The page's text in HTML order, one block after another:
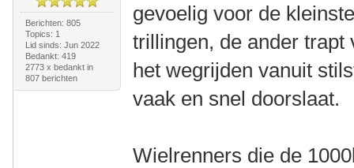
Berichten: 805
Topics: 1
Lid sinds: Jun 2022
Bedankt: 419
2773 x bedankt in
807 berichten
gevoelig voor de
trillingen, de ander
het wegrijden vanuit
vaak en snel doorslaat.
Wielrenners die de